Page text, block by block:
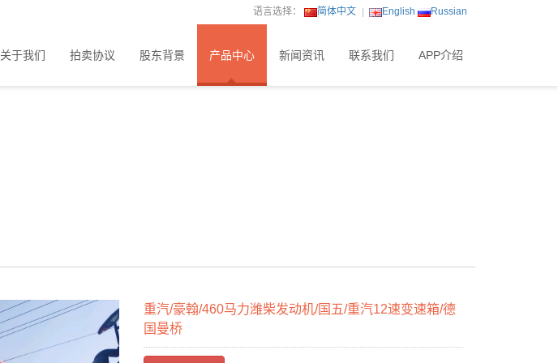
语言选择： 简体中文 English Russian
关于我们 拍卖协议 股东背景 产品中心 新闻资讯 联系我们 APP介绍
重汽/豪翰/460马力潍柴发动机/国五/重汽12速变速箱/德
国曼桥